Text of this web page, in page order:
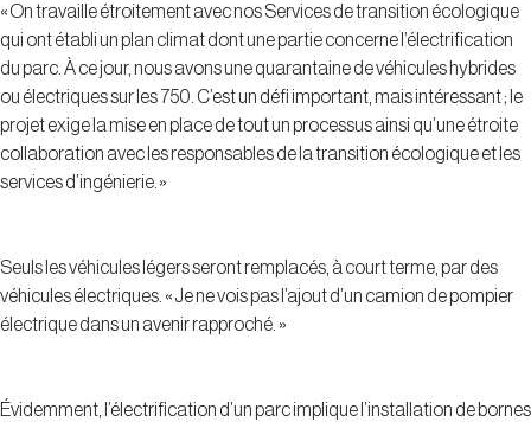
« On travaille étroitement avec nos Services de transition écologique
qui ont établi un plan climat dont une partie concerne l’électrification
du parc. À ce jour, nous avons une quarantaine de véhicules hybrides
ou électriques sur les 750. C’est un défi important, mais intéressant ; le
projet exige la mise en place de tout un processus ainsi qu’une étroite
collaboration avec les responsables de la transition écologique et les
services d’ingénierie. »
Seuls les véhicules légers seront remplacés, à court terme, par des
véhicules électriques. « Je ne vois pas l’ajout d’un camion de pompier
électrique dans un avenir rapproché. »
Évidemment, l’électrification d’un parc implique l’installation de bornes